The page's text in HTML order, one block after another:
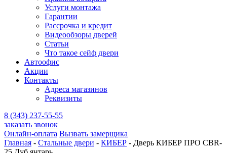
Услуги монтажа
Гарантии
Рассрочка и кредит
Видеообзоры дверей
Статьи
Что такое сейф двери
Автоофис
Акции
Контакты
Адреса магазинов
Реквизиты
8 (343) 237-55-55
заказать звонок
Онлайн-оплата Вызвать замерщика
Главная - Стальные двери - КИБЕР - Дверь КИБЕР ПРО CBR-